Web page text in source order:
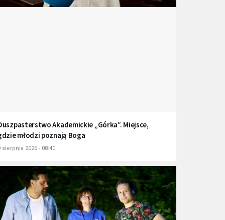
Akademickie „Górka”. Miejsce,
młodzi poznają Boga
sierpnia 2026 - 08:40